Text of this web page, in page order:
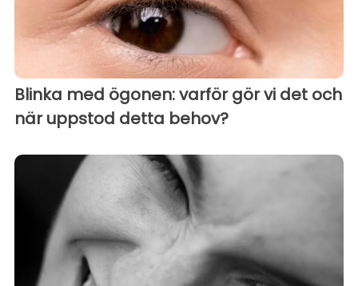
Blinka med ögonen: varför gör vi det och
när uppstod detta behov?